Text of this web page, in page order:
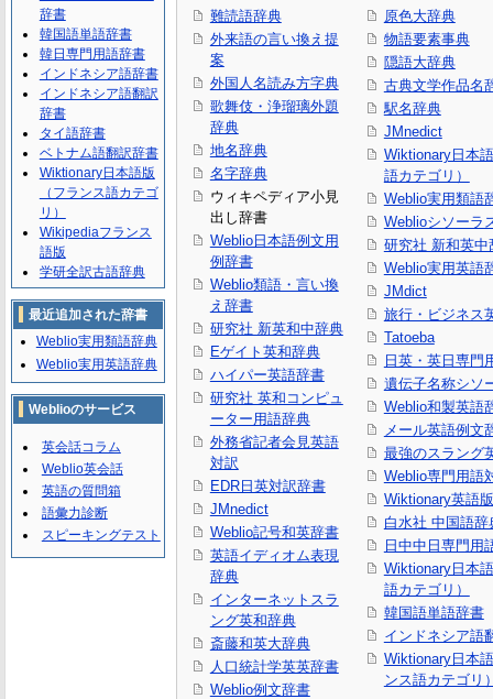
難読語辞典
外来語の言い換え提
案
外国人名読み方字典
歌舞伎・浄瑠璃外題
辞典
地名辞典
名字辞典
ウィキペディア小見
出し辞書
Weblio日本語例文用
例辞書
Weblio類語・言い換
え辞書
研究社 新英和中辞典
Eゲイト英和辞典
ハイパー英語辞書
研究社 英和コンピュ
ーター用語辞典
外務省記者会見英語
対訳
EDR日英対訳辞書
JMnedict
Weblio記号和英辞書
英語イディオム表現
辞典
インターネットスラ
ング英和辞典
斎藤和英大辞典
人口統計学英英辞書
Weblio例文辞書
原色大辞典
物語要素事典
隠語大辞典
古典文学作品名
駅名辞典
JMnedict
Wiktionary日本
語カテゴリ）
Weblio実用類語
Weblioシソーラ
研究社 新和英中
Weblio実用英語
JMdict
旅行・ビジネス
Tatoeba
日英・英日専門
遺伝子名称シソ
Weblio和製英語
メール英語例文
最強のスラング
Weblio専門用語
Wiktionary英語版
白水社 中国語辞
日中中日専門用
Wiktionary日本
語カテゴリ）
韓国語単語辞書
インドネシア語
Wiktionary日本
ンス語カテゴリ
辞書
韓国語単語辞書
韓日専門用語辞書
インドネシア語辞書
インドネシア語翻訳
辞書
タイ語辞書
ベトナム語翻訳辞書
Wiktionary日本語版
（フランス語カテゴ
リ）
Wikipediaフランス
語版
学研全訳古語辞典
最近追加された辞書
Weblio実用類語辞典
Weblio実用英語辞典
Weblioのサービス
英会話コラム
Weblio英会話
英語の質問箱
語彙力診断
スピーキングテスト